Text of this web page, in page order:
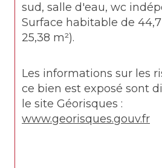
sud, salle d'eau, wc
Surface habitable de
25,38 m²).
Les informations sur les
ce bien est exposé sont
le site Géorisques :
www.georisques.gouv.fr